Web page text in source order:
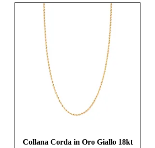
Collana Corda in Oro Giallo 18kt